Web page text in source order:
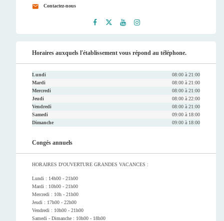
Contactez-nous
ook
er
be
ram
Horaires auxquels l'établissement vous répond au téléphone.
Lundi
08:00 à 21:00
Mardi
08:00 à 21:00
Mercredi
08:00 à 21:00
Jeudi
08:00 à 22:00
Vendredi
08:00 à 21:00
Samedi
09:00 à 18:00
Dimanche
09:00 à 18:00
Congés annuels
HORAIRES D'OUVERTURE GRANDES VACANCES :
Lundi : 14h00 - 21h00
Mardi : 10h00 - 21h00
Mercredi : 10h - 21h00
Jeudi : 17h00 - 22h00
Vendredi : 10h00 - 21h00
Samedi - Dimanche : 10h00 - 18h00